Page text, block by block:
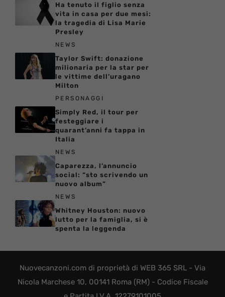
Ha tenuto il figlio senza
vita in casa per due mesi:
la tragedia di Lisa Marie
Presley
NEWS
Taylor Swift: donazione
milionaria per la star per
le vittime dell’uragano
Milton
PERSONAGGI
Simply Red, il tour per
festeggiare i
quarant’anni fa tappa in
Italia
NEWS
Caparezza, l’annuncio
social: “sto scrivendo un
nuovo album”
NEWS
Whitney Houston: nuovo
lutto per la famiglia, si è
spenta la leggenda
Nuovecanzoni.com di proprietà di WEB 365 SRL - Via
Nicola Marchese 10, 00141 Roma (RM) - Codice Fiscale